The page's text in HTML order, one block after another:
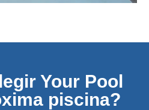
Your Pool
piscina?